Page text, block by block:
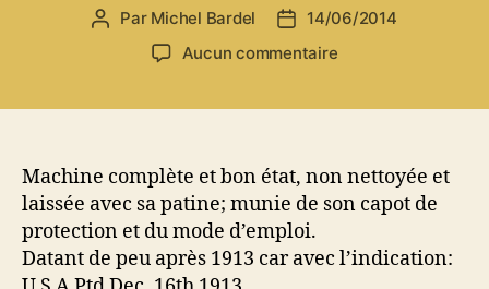
Auteur
Par Michel Bardel
Date14/06/2014
Aucun commentairesur
à
calculer
Machine complète et bon état, non nettoyée et
laissée avec sa patine; munie de son capot de
protection et du mode d’emploi.
Datant de peu après 1913 car avec l’indication: